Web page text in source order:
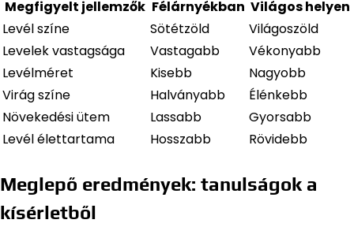
Megfigyelt jellemzők Félárnyékban Világos helyen
Levél színe
Sötétzöld
Világoszöld
Levelek vastagsága
Vastagabb
Vékonyabb
Levélméret
Kisebb
Nagyobb
Virág színe
Halványabb
Élénkebb
Növekedési ütem
Lassabb
Gyorsabb
Levél élettartama
Hosszabb Rövidebb
Meglepő eredmények: tanulságok a
kísérletből